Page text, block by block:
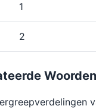
1
2
Woorden